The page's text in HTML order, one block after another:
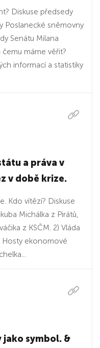
Diskuse předsedy
Poslanecké sněmovny
Senátu Milana
máme věřit?
informací a statistiky
a práva v
v době krize.
Kdo vítězí? Diskuse
Michálka z Pirátů,
z KSČM. 2) Vláda
Hosty ekonomové
jako symbol. &